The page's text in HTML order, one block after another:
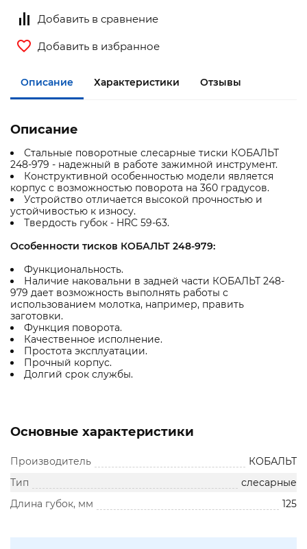
Добавить в сравнение
Добавить в избранное
Описание Характеристики Отзывы
Описание
Стальные поворотные слесарные тиски КОБАЛЬТ
248-979 - надежный в работе зажимной инструмент.
Конструктивной особенностью модели является
корпус с возможностью поворота на 360 градусов.
Устройство отличается высокой прочностью и
устойчивостью к износу.
Твердость губок - HRC 59-63.
Особенности тисков КОБАЛЬТ 248-979:
Функциональность.
Наличие наковальни в задней части КОБАЛЬТ 248-
979 дает возможность выполнять работы с
использованием молотка, например, править
заготовки.
Функция поворота.
Качественное исполнение.
Простота эксплуатации.
Прочный корпус.
Долгий срок службы.
Основные характеристики
Производитель
КОБАЛЬТ
Тип
слесарные
Длина губок, мм
125